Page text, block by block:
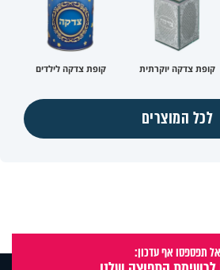
קופת צדקה יוקרתית קופת צדקה לילדים
לכל המוצרים
אל תפספסו אף עדכון: